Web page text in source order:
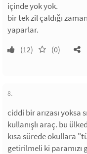
içinde yok yok.
bir tek zil çaldığı
yaparlar.
(12) (0)
8.
ciddi bir arızası yoksa
kullanışlı araç. bu
kısa sürede okullara
getirilmeli ki paramızı